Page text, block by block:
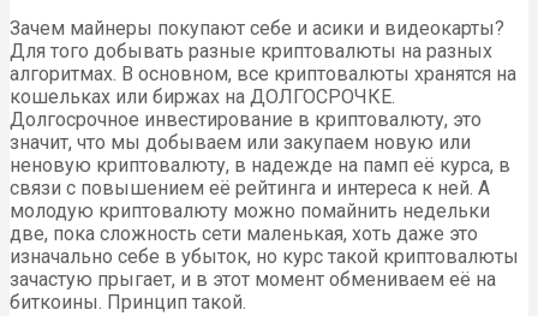
Зачем майнеры покупают себе и асики и видеокарты?
Для того добывать разные криптовалюты на разных
алгоритмах. В основном, все криптовалюты хранятся на
кошельках или биржах на ДОЛГОСРОЧКЕ.
Долгосрочное инвестирование в криптовалюту, это
значит, что мы добываем или закупаем новую или
неновую криптовалюту, в надежде на памп её курса, в
связи с повышением её рейтинга и интереса к ней. А
молодую криптовалюту можно помайнить недельки
две, пока сложность сети маленькая, хоть даже это
изначально себе в убыток, но курс такой криптовалюты
зачастую прыгает, и в этот момент обмениваем её на
биткоины. Принцип такой.